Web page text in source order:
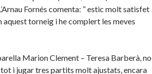
Fornés comenta: ” estic molt satisfet
torneig i he complert les meves
Marion Clement – Teresa Barberà, no
i jugar tres partits molt ajustats, encara